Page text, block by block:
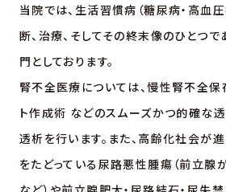
当院では、生活習慣病（糖尿病・高血
断、治療、そしてその終末像のひとつ
門としております。
腎不全医療については、慢性腎不全保
ト作成術 などのスムーズかつ的確な
透析を行います。また、高齢化社会が
をたどっている尿路悪性腫瘍（前立腺